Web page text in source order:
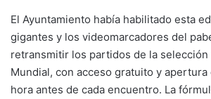
El Ayuntamiento había habilitado esta
gigantes y los videomarcadores del
retransmitir los partidos de la selección
Mundial, con acceso gratuito y
hora antes de cada encuentro. La